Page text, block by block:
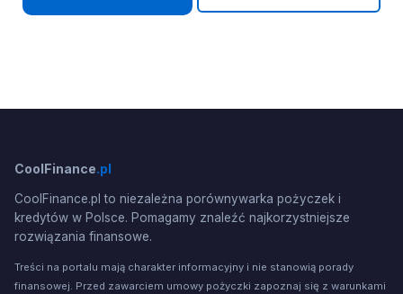
CoolFinance.pl
CoolFinance.pl to niezależna porównywarka pożyczek i
kredytów w Polsce. Pomagamy znaleźć najkorzystniejsze
rozwiązania finansowe.
Treści na portalu mają charakter informacyjny i nie stanowią porady
finansowej. Przed zawarciem umowy pożyczki zapoznaj się z warunkami